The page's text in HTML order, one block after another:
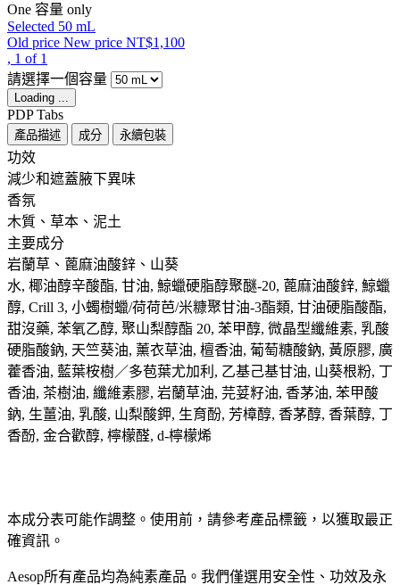
One 容量 only
Selected 50 mL
Old price New price NT$1,100
, 1 of 1
請選擇一個容量
Loading ...
PDP Tabs
產品描述 成分 永續包裝
功效 ​ ​
減少和遮蓋腋下異味
香氛 ​
木質、草本、泥土
主要成分 ​
岩蘭草、蓖麻油酸鋅、山葵
水, 椰油醇辛酸酯, 甘油, 鯨蠟硬脂醇聚醚-20, 蓖麻油酸鋅, 鯨蠟
醇, Crill 3, 小蠋樹蠟/荷荷芭/米糠聚甘油-3酯類, 甘油硬脂酸酯,
甜沒藥, 苯氧乙醇, 聚山梨醇酯 20, 苯甲醇, 微晶型纖維素, 乳酸
硬脂酸鈉, 天竺葵油, 薰衣草油, 檀香油, 葡萄糖酸鈉, 黃原膠, 廣
藿香油, 藍葉桉樹／多苞葉尤加利, 乙基己基甘油, 山葵根粉, 丁
香油, 茶樹油, 纖維素膠, 岩蘭草油, 芫荽籽油, 香茅油, 苯甲酸
鈉, 生薑油, 乳酸, 山梨酸鉀, 生育酚, 芳樟醇, 香茅醇, 香葉醇, 丁
香酚, 金合歡醇, 檸檬醛, d-檸檬烯
本成分表可能作調整。使用前，請參考產品標籤，以獲取最正
確資訊。​
Aesop所有產品均為純素產品。我們僅選用安全性、功效及永